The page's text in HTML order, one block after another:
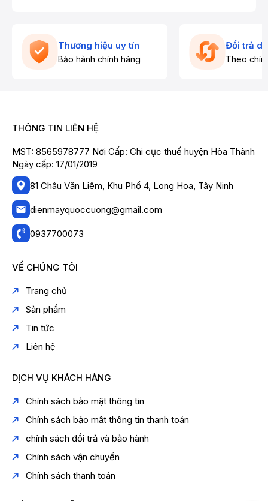
Thương hiệu uy tín
Bảo hành chính hãng
Đổi trả
Theo
THÔNG TIN LIÊN HỆ
MST: 8565978777 Nơi Cấp: Chi cục thuế huyện Hòa Thành
Ngày cấp: 17/01/2019
81 Châu Văn Liêm, Khu Phố 4, Long Hoa, Tây Ninh
dienmayquoccuong@gmail.com
0937700073
VỀ CHÚNG TÔI
Trang chủ
Sản phẩm
Tin tức
Liên hệ
DỊCH VỤ KHÁCH HÀNG
Chính sách bảo mật thông tin
Chính sách bảo mật thông tin thanh toán
chính sách đổi trả và bảo hành
Chính sách vận chuyển
Chính sách thanh toán